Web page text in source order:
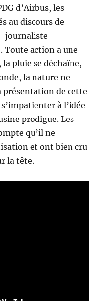
d’Airbus, les
au discours de
journaliste
action a une
pluie se déchaîne,
la nature ne
présentation de cette
à l’idée
prodigue. Les
qu’il ne
et ont bien cru
la tête.